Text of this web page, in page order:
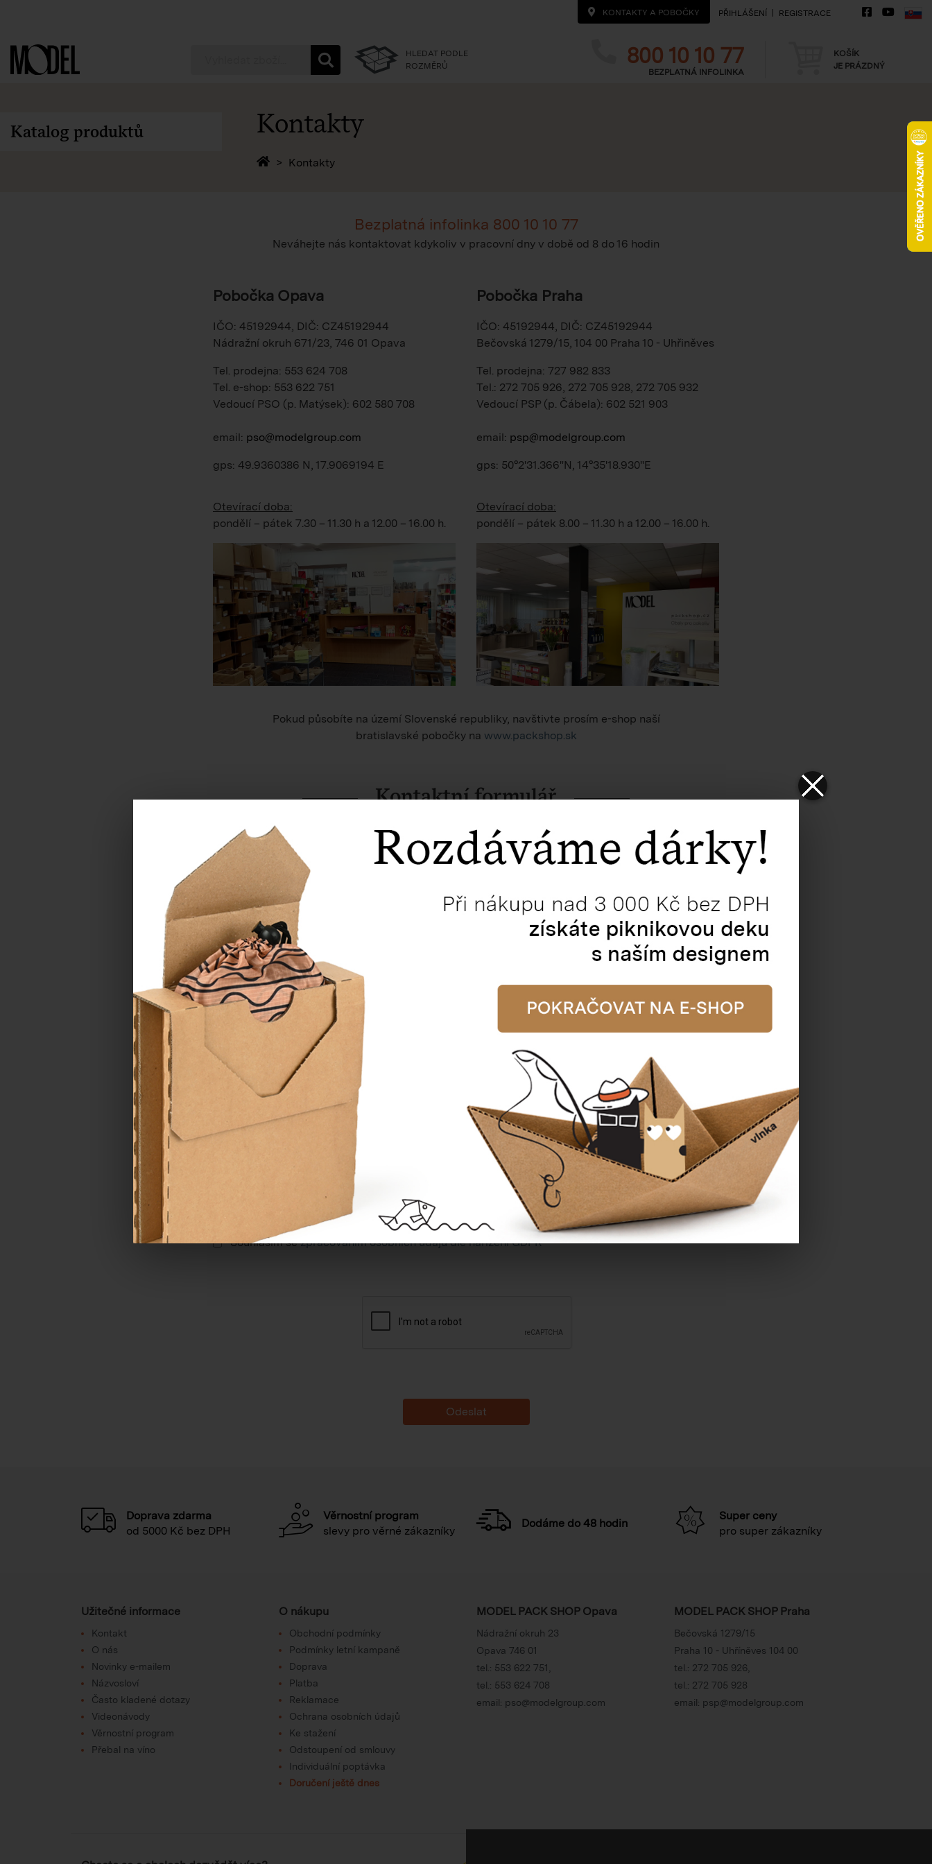
KONTAKTY A POBOČKY PŘIHLÁŠENÍ REGISTRACE
PackShop
HLEDAT PODLE
ROZMĚRŮ
Telefon
800 10 10 77
BEZPLATNÁ INFOLINKA Košík
KOŠÍK
JE PRÁZDNÝ
Katalog produktů Kontakty
Zpět na homepage
Kontakty
Bezplatná infolinka 800 10 10 77
Neváhejte nás kontaktovat kdykoliv v pracovní dny v době od 8 do 16 hodin
Pobočka Opava
IČO: 45192944, DIČ: CZ45192944
Nádražní okruh 671/23, 746 01 Opava
Tel. prodejna: 553 624 708
Tel. e-shop: 553 622 751
Vedoucí PSO (p. Matýsek): 602 580 708
email: pso@modelgroup.com
gps: 49.9360386 N, 17.9069194 E
Otevírací doba:
pondělí – pátek 7.30 – 11.30 h a 12.00 – 16.00 h.
Pobočka Praha
IČO: 45192944, DIČ: CZ45192944
Bečovská 1279/15, 104 00 Praha 10 - Uhřiněves
Tel. prodejna: 727 982 833
Tel.: 272 705 926, 272 705 928, 272 705 932
Vedoucí PSP (p. Čábela): 602 521 903
email: psp@modelgroup.com
gps: 50°2'31.366"N, 14°35'18.930"E
Otevírací doba:
pondělí – pátek 8.00 – 11.30 h a 12.00 – 16.00 h.
Pokud působíte na území Slovenské republiky, navštivte prosím e-shop naší
bratislavské pobočky na www.packshop.sk
Kontaktní formulář
Máte-li dotaz, napište nám do níže uvedeného formuláře nebo na e-mailpso@modelgroup.com
V nejbližším možném termínu odpovíme.
JMÉNO * PŘÍJMENÍ *
TELEFON
ZPRÁVA *
Souhlasím sezpracováním osobních údajů dle nařízení GDPR
Doprava zdarma
od 5000 Kč bez DPH
Věrnostní program
slevy pro věrné zákazníky
Dodáme do 48 hodin
Super ceny
pro super zákazníky
Užitečné informace
Kontakt
O nás
Novinky e-mailem
Názvosloví
Často kladené dotazy
Videonávody
Věrnostní program
Přebal na víno
O nákupu
Obchodní podmínky
Podmínky letní kampaně
Doprava
Platba
Reklamace
Ochrana osobních údajů
Ke stažení
Odstoupení od smlouvy
Individuální poptávka
Doručení ještě dnes
MODEL PACK SHOP Opava
Nádražní okruh 23
Opava 746 01
tel.: 553 622 751,
tel.: 553 624 708
email: pso@modelgroup.com
MODEL PACK SHOP Praha
Bečovská 1279/15
Praha 10 - Uhříněves 104 00
tel.: 272 705 926,
tel.: 272 705 928
email: psp@modelgroup.com